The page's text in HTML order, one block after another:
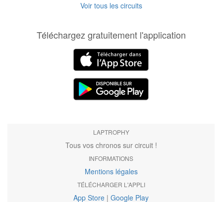
Voir tous les circuits
Téléchargez gratuitement l'application
LAPTROPHY
Tous vos chronos sur circuit !
INFORMATIONS
Mentions légales
TÉLÉCHARGER L'APPLI
App Store | Google Play